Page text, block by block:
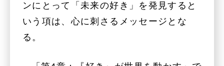
ンにとって「未来の好き」を発見すると
いう項は、心に刺さるメッセージとな
る。